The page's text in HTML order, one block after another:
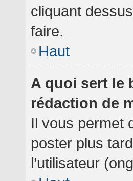
cliquant
faire.
Haut
A quoi sert le
rédaction de
Il vous permet
poster plus
l’utilisateur